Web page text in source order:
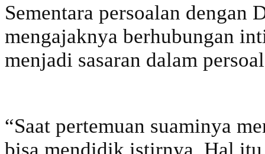
Sementara persoalan
mengajaknya berhubungan
menjadi sasaran dalam
“Saat pertemuan suaminya